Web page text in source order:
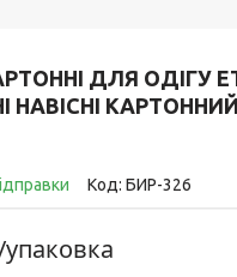
ДЛЯ ОДІГУ
НАВІСНІ
Код: БИР-326